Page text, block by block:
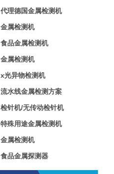
代理德国金属检测机
金属检测机
食品金属检测机
金属检测机
x光异物检测机
流水线金属检测方案
检针机/无传动检针机
特殊用途金属检测机
金属检测机
食品金属探测器